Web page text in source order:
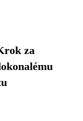
za